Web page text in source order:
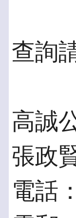
查詢
高誠
張政
電話